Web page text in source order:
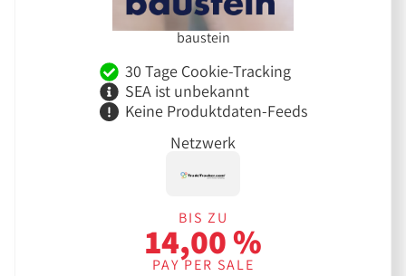
baustein
30 Tage Cookie-Tracking
SEA ist unbekannt
Keine Produktdaten-Feeds
Netzwerk
BIS ZU
14,00 %
PAY PER SALE